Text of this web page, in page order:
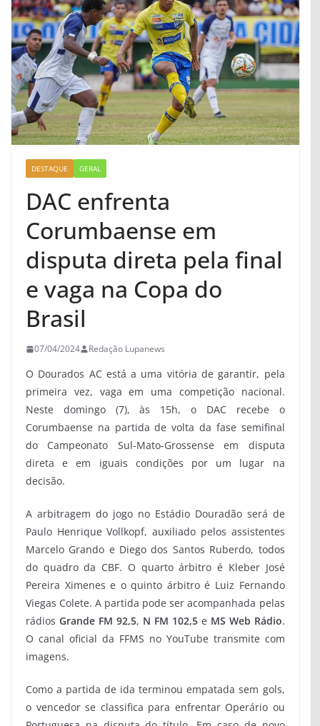
DESTAQUE GERAL
DAC enfrenta
Corumbaense em
disputa direta pela final
e vaga na Copa do
Brasil
07/04/2024 Redação Lupanews
O Dourados AC está a uma vitória de garantir, pela
primeira vez, vaga em uma competição nacional.
Neste domingo (7), às 15h, o DAC recebe o
Corumbaense na partida de volta da fase semifinal
do Campeonato Sul-Mato-Grossense em disputa
direta e em iguais condições por um lugar na
decisão.
A arbitragem do jogo no Estádio Douradão será de
Paulo Henrique Vollkopf, auxiliado pelos assistentes
Marcelo Grando e Diego dos Santos Ruberdo, todos
do quadro da CBF. O quarto árbitro é Kleber José
Pereira Ximenes e o quinto árbitro é Luiz Fernando
Viegas Colete. A partida pode ser acompanhada pelas
rádios Grande FM 92,5, N FM 102,5e MS Web Rádio.
O canal oficial da FFMS no YouTube transmite com
imagens.
Como a partida de ida terminou empatada sem gols,
o vencedor se classifica para enfrentar Operário ou